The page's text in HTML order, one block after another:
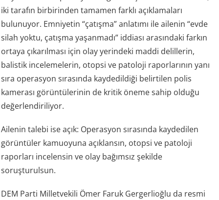
iki tarafın birbirinden tamamen farklı açıklamaları
bulunuyor. Emniyetin “çatışma” anlatımı ile ailenin “evde
silah yoktu, çatışma yaşanmadı” iddiası arasındaki farkın
ortaya çıkarılması için olay yerindeki maddi delillerin,
balistik incelemelerin, otopsi ve patoloji raporlarının yanı
sıra operasyon sırasında kaydedildiği belirtilen polis
kamerası görüntülerinin de kritik öneme sahip olduğu
değerlendiriliyor.
Ailenin talebi ise açık: Operasyon sırasında kaydedilen
görüntüler kamuoyuna açıklansın, otopsi ve patoloji
raporları incelensin ve olay bağımsız şekilde
soruşturulsun.
DEM Parti Milletvekili Ömer Faruk Gergerlioğlu da resmi